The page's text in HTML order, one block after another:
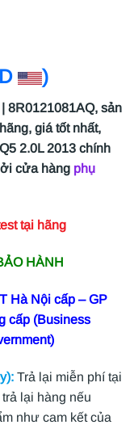
)
8R0121081AQ, sản
giá tốt nhất,
2.0L 2013 chính
cửa hàng phụ
tại hãng
HÀNH
Hà Nội cấp – GP
cấp (Business
Trả lại miễn phí tại
lại hàng nếu
như cam kết của